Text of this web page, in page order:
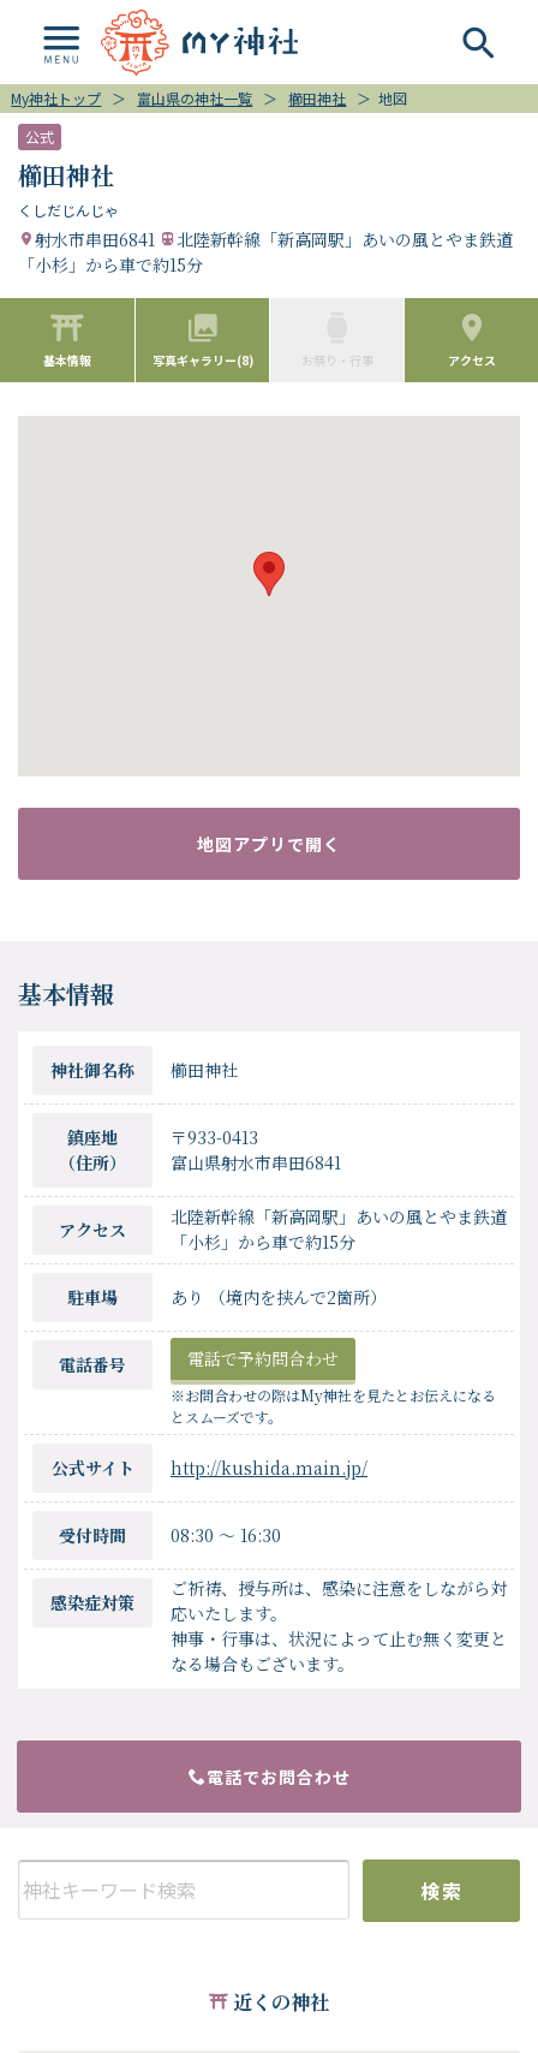
My神社トップ ＞ 富山県の神社一覧 ＞ 櫛田神社 ＞ 地図
公式
櫛田神社
くしだじんじゃ
射水市串田6841
北陸新幹線「新高岡駅」あいの風とやま鉄道
「小杉」から車で約15分
基本情報 写真ギャラリー(8) お祭り・行事 アクセス
地図アプリで開く
基本情報
神社御名称 櫛田神社
鎮座地
（住所）
〒933-0413
富山県射水市串田6841
アクセス
北陸新幹線「新高岡駅」あいの風とやま鉄道
「小杉」から車で約15分
駐車場 あり （境内を挟んで2箇所）
電話番号 電話で予約問合わせ
※お問合わせの際はMy神社を見たとお伝えになる
とスムーズです。
公式サイト http://kushida.main.jp/
受付時間 08:30 〜 16:30
感染症対策
ご祈祷、授与所は、感染に注意をしながら対
応いたします。
神事・行事は、状況によって止む無く変更と
なる場合もございます。
電話でお問合わせ
検索
近くの神社